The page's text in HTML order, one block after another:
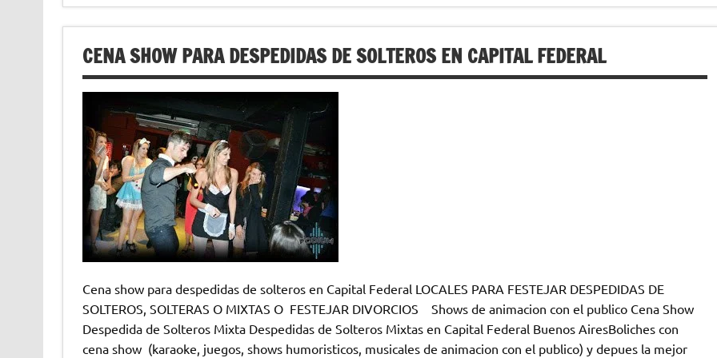
CENA SHOW PARA DESPEDIDAS DE SOLTEROS EN CAPITAL FEDERAL
Cena show para despedidas de solteros en Capital Federal LOCALES PARA FESTEJAR DESPEDIDAS DE
SOLTEROS, SOLTERAS O MIXTAS O FESTEJAR DIVORCIOS Shows de animacion con el publico Cena Show
Despedida de Solteros Mixta Despedidas de Solteros Mixtas en Capital Federal Buenos AiresBoliches con
cena show (karaoke, juegos, shows humoristicos, musicales de animacion con el publico) y depues la mejor